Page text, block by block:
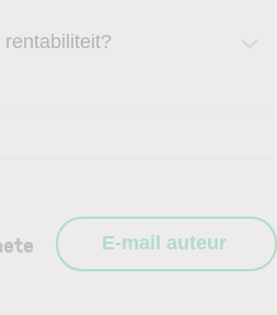
E-mail auteur